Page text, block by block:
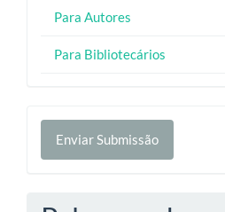
Para Autores
Para Bibliotecários
Enviar
Submissão
Enviar Submissão